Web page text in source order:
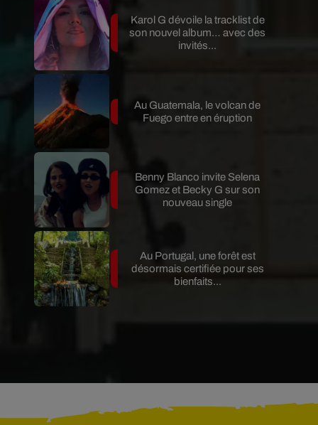
Karol G dévoile la tracklist de
son nouvel album… avec des
invités...
Au Guatemala, le volcan de
Fuego entre en éruption
Benny Blanco invite Selena
Gomez et Becky G sur son
nouveau single
Au Portugal, une forêt est
désormais certifiée pour ses
bienfaits...